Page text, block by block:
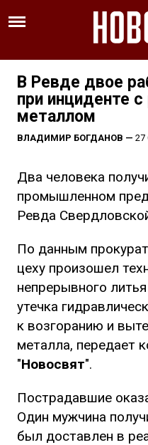
В Ревде двое
при инциденте
металлом
ВЛАДИМИР БОГДАНОВ — 27
Два человека
промышленном
Ревда
По данным
цеху произошел
непрерывного
утечка
к возгоранию и
металла, передает
"Новосвят".
Пострадавшие
Один мужчина
был доставлен в